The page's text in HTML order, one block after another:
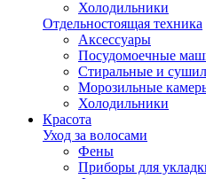
Холодильники
Отдельностоящая техника
Аксессуары
Посудомоечные
Стиральные и
Морозильные
Холодильники
Красота
Уход за волосами
Фены
Приборы для